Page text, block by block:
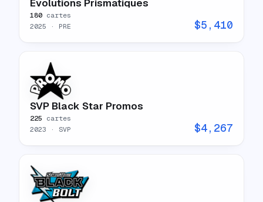
Évolutions Prismatiques
180 cartes
2025 · PRE $5,410
SVP Black Star Promos
225 cartes
2023 · SVP $4,267